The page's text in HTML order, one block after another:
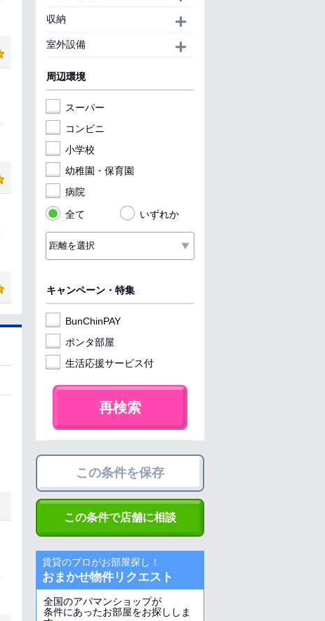
収納
室外設備
周辺環境
スーパー
コンビニ
小学校
幼稚園・保育園
病院
全て
いずれか
キャンペーン・特集
BunChinPAY
ポンタ部屋
生活応援サービス付
再検索
この条件を保存
この条件で店舗に相談
賃貸のプロがお部屋探し！
おまかせ物件リクエスト
全国のアパマンショップが
条件にあったお部屋をお探ししま